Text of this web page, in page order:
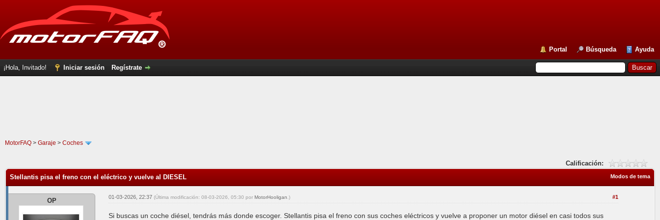
Portal Búsqueda Ayuda
¡Hola, Invitado! Iniciar sesión Regístrate
MotorFAQ > Garaje > Coches
Calificación:
Modos de tema
Stellantis pisa el freno con el eléctrico y vuelve al DIESEL
OP #1
01-03-2026, 22:37 (Última modificación: 08-03-2026, 05:30 por MotorHooligan .)
Si buscas un coche diésel, tendrás más donde escoger. Stellantis pisa el freno con sus coches eléctricos y vuelve a proponer un motor diésel en casi todos sus